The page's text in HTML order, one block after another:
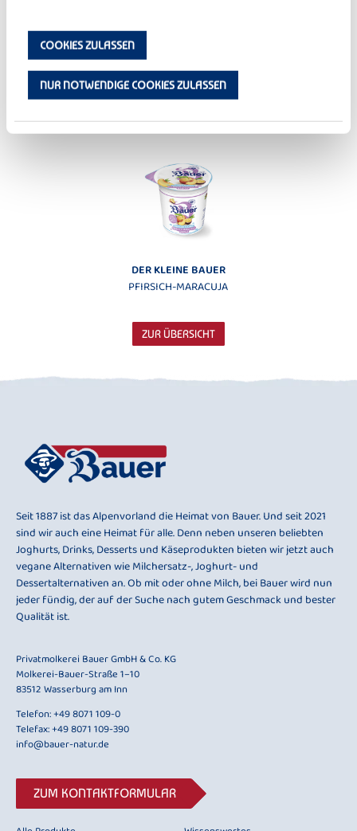
COOKIES ZULASSEN
NUR NOTWENDIGE COOKIES ZULASSEN
ERDBEERE
KIRSCHE
DER KLEINE BAUER
PFIRSICH-MARACUJA
ZUR ÜBERSICHT
Seit 1887 ist das Alpenvorland die Heimat von Bauer. Und seit 2021
sind wir auch eine Heimat für alle. Denn neben unseren beliebten
Joghurts, Drinks, Desserts und Käseprodukten bieten wir jetzt auch
vegane Alternativen wie Milchersatz-, Joghurt- und
Dessertalternativen an. Ob mit oder ohne Milch, bei Bauer wird nun
jeder fündig, der auf der Suche nach gutem Geschmack und bester
Qualität ist.
Privatmolkerei Bauer GmbH & Co. KG
Molkerei-Bauer-Straße 1–10
83512 Wasserburg am Inn
Telefon:+49 8071 109-0
Telefax: +49 8071 109-390
info@bauer-natur.de
ZUM KONTAKTFORMULAR